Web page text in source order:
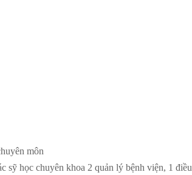
môn
sỹ học chuyên khoa 2 quản lý bệnh viện, 1 điều